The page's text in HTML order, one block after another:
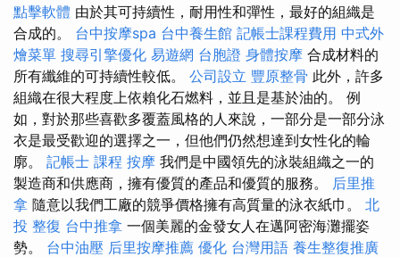
點擊軟體 由於其可持續性，耐用性和彈性，最好的組織是
合成的。 台中按摩spa 台中養生館 記帳士課程費用 中式外
燴菜單 搜尋引擎優化 易遊網 台胞證 身體按摩 合成材料的
所有纖維的可持續性較低。 公司設立 豐原整骨 此外，許多
組織在很大程度上依賴化石燃料，並且是基於油的。 例
如，對於那些喜歡多覆蓋風格的人來說，一部分是一部分泳
衣是最受歡迎的選擇之一，但他們仍然想達到女性化的輪
廓。 記帳士 課程 按摩 我們是中國領先的泳裝組織之一的
製造商和供應商，擁有優質的產品和優質的服務。 后里推
拿 隨意以我們工廠的競爭價格擁有高質量的泳衣紙巾。 北
投 整復 台中推拿 一個美麗的金發女人在邁阿密海灘擺姿
勢。 台中油壓 后里按摩推薦 優化 台灣用語 養生整復推廣